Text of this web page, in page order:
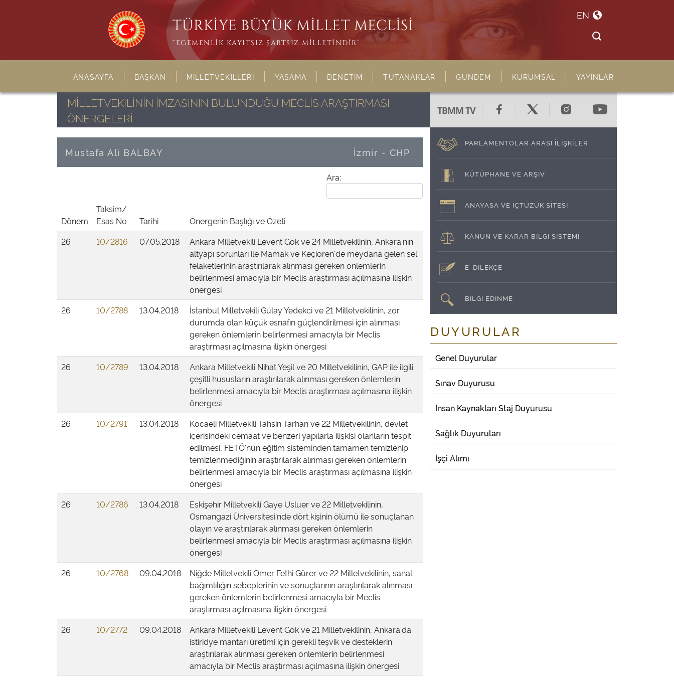
TÜRKİYE BÜYÜK MİLLET MECLİSİ
“EGEMENLİK KAYITSIZ ŞARTSIZ MİLLETİNDİR”
EN
ANASAYFA BAŞKAN MİLLETVEKİLLERİ YASAMA DENETİM TUTANAKLAR GÜNDEM KURUMSAL YAYINLAR
MİLLETVEKİLİNİN İMZASININ BULUNDUĞU MECLİS ARAŞTIRMASI
ÖNERGELERİ
Mustafa Ali BALBAY İzmir - CHP
Ara:
Dönem
Taksim/
Esas No
Tarihi
Önergenin Başlığı ve Özeti
26
10/2816 07.05.2018
Ankara Milletvekili Levent Gök ve 24 Milletvekilinin, Ankara'nın
altyapı sorunları ile Mamak ve Keçiören'de meydana gelen sel
felaketlerinin araştırılarak alınması gereken önlemlerin
belirlenmesi amacıyla bir Meclis araştırması açılmasına ilişkin
önergesi
26
10/2788 13.04.2018
İstanbul Milletvekili Gülay Yedekci ve 21 Milletvekilinin, zor
durumda olan küçük esnafın güçlendirilmesi için alınması
gereken önlemlerin belirlenmesi amacıyla bir Meclis
araştırması açılmasına ilişkin önergesi
26
10/2789 13.04.2018
Ankara Milletvekili Nihat Yeşil ve 20 Milletvekilinin, GAP ile ilgili
çeşitli hususların araştırılarak alınması gereken önlemlerin
belirlenmesi amacıyla bir Meclis araştırması açılmasına ilişkin
önergesi
26
10/2791 13.04.2018
Kocaeli Milletvekili Tahsin Tarhan ve 22 Milletvekilinin, devlet
içerisindeki cemaat ve benzeri yapılarla ilişkisi olanların tespit
edilmesi, FETÖ'nün eğitim sisteminden tamamen temizlenip
temizlenmediğinin araştırılarak alınması gereken önlemlerin
belirlenmesi amacıyla bir Meclis araştırması açılmasına ilişkin
önergesi
26
10/2786 13.04.2018
Eskişehir Milletvekili Gaye Usluer ve 22 Milletvekilinin,
Osmangazi Üniversitesi'nde dört kişinin ölümü ile sonuçlanan
olayın ve araştırılarak alınması gereken önlemlerin
belirlenmesi amacıyla bir Meclis araştırması açılmasına ilişkin
önergesi
26
10/2768 09.04.2018
Niğde Milletvekili Ömer Fethi Gürer ve 22 Milletvekilinin, sanal
bağımlılığın sebeplerinin ve sonuçlarının araştırılarak alınması
gereken önlemlerin belirlenmesi amacıyla bir Meclis
araştırması açılmasına ilişkin önergesi
26
10/2772 09.04.2018
Ankara Milletvekili Levent Gök ve 21 Milletvekilinin, Ankara'da
istiridye mantarı üretimi için gerekli teşvik ve desteklerin
araştırılarak alınması gereken önlemlerin belirlenmesi
amacıyla bir Meclis araştırması açılmasına ilişkin önergesi
TBMM TV
PARLAMENTOLAR ARASI İLİŞKİLER
KÜTÜPHANE VE ARŞİV
ANAYASA VE İÇTÜZÜK SİTESİ
KANUN VE KARAR BİLGİ SİSTEMİ
E-DİLEKÇE
BİLGİ EDİNME
DUYURULAR
Genel Duyurular
Sınav Duyurusu
İnsan Kaynakları Staj Duyurusu
Sağlık Duyuruları
İşçi Alımı